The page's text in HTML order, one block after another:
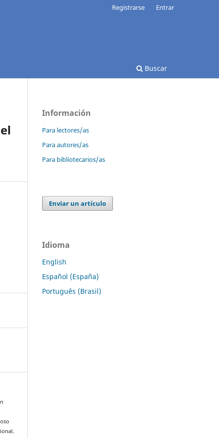
Buscar
Registrarse Entrar
Información
Para lectores/as
Para autores/as
Para bibliotecarios/as
Enviar un artículo
Idioma
English
Español (España)
Português (Brasil)